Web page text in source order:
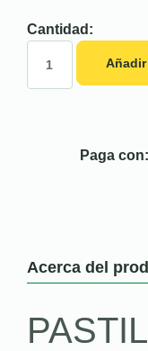
Cantidad:
Paga con:
Acerca del